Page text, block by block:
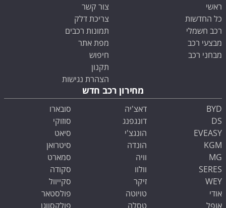
ראשי
כל החדשות
רכב חשמלי
מבצעי רכב
מבחני רכב
צור קשר
צריכת דלק
תמונות רכבים
מפת אתר
חיפוש
תקנון
הצהרת נגישות
מחירון רכב חדש
BYD
DS
EVEASY
KGM
MG
SERES
WEY
אודי
אופל
דאצ'יה
דונגפנג
הונגצ'י
הונדה
וויה
וולוו
זיקר
טויוטה
טסלה
סובארו
סוזוקי
סיאט
סיטרואן
סמארט
סקודה
סקייוול
פולסטאר
פולקסווגן